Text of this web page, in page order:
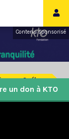
Contenu sponsorisé
au Québec
un don à KTO